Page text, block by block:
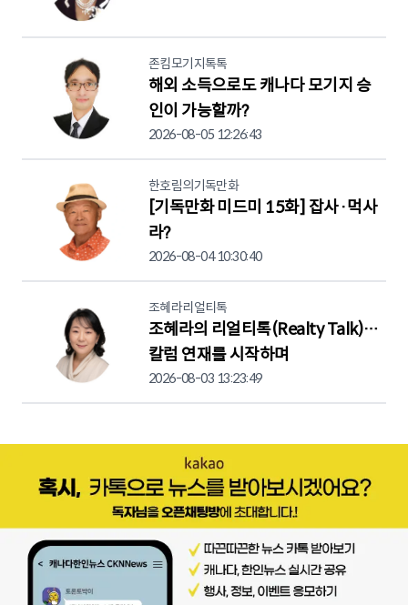
존킴모기지톡톡
해외 소득으로도 캐나다 모기지 승
인이 가능할까?
2026-08-05 12:26:43
한호림의기독만화
[기독만화 미드미 15화] 잡사·먹사
라?
2026-08-04 10:30:40
조혜라리얼티톡
조혜라의 리얼티톡(Realty Talk)…
칼럼 연재를 시작하며
2026-08-03 13:23:49